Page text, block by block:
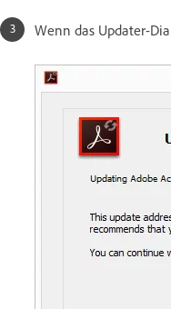
Wenn das Updater-